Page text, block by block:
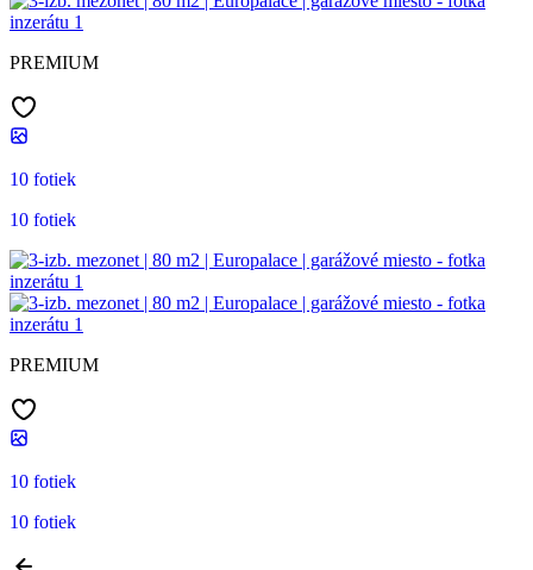
PREMIUM
10 fotiek
10 fotiek
PREMIUM
10 fotiek
10 fotiek